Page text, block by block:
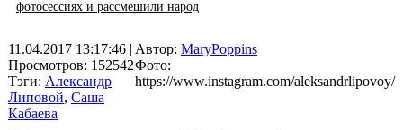
фотосессиях и рассмешили народ
11.04.2017 13:17:46 |
Просмотров: 152542
Тэги: Александр
Липовой, Саша
Кабаева
Автор: MaryPoppins
Фото:
https://www.instagram.com/aleksandrlipovoy/